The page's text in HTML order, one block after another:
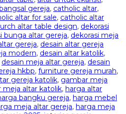
gereja, catholic altar,
altar for sale, catholic altar
altar table design, dekorasi
bunga altar gereja, dekorasi meja
gereja, desain altar gereja
modern, desain altar katolik,
desain meja altar gereja, desain
hkbp, furniture gereja murah,
gereja katolik, gambar meja
meja altar katolik, harga altar
bangku gereja, harga mebel
meja altar gereja, harga meja